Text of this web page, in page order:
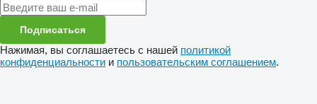
Подписаться
Нажимая, вы соглашаетесь с нашей политикой
конфиденциальности и пользовательским соглашением.